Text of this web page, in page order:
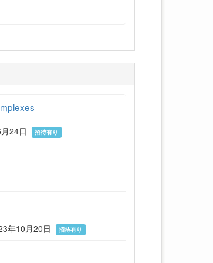
24日
招待有り
年10月20日
招待有り